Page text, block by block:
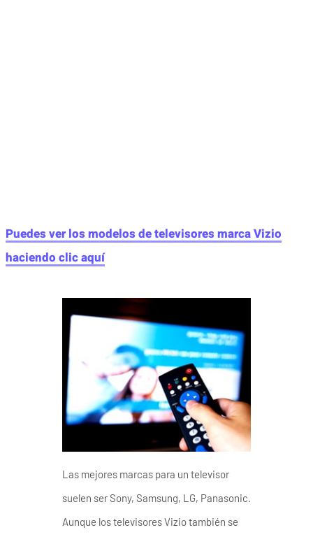
Puedes ver los modelos de televisores marca Vizio
haciendo clic aquí
Las mejores marcas para un televisor
suelen ser Sony, Samsung, LG, Panasonic.
Aunque los televisores Vizio también se